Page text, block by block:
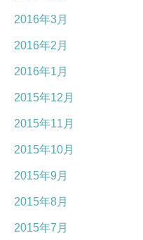
2016年3月
2016年2月
2016年1月
2015年12月
2015年11月
2015年10月
2015年9月
2015年8月
2015年7月